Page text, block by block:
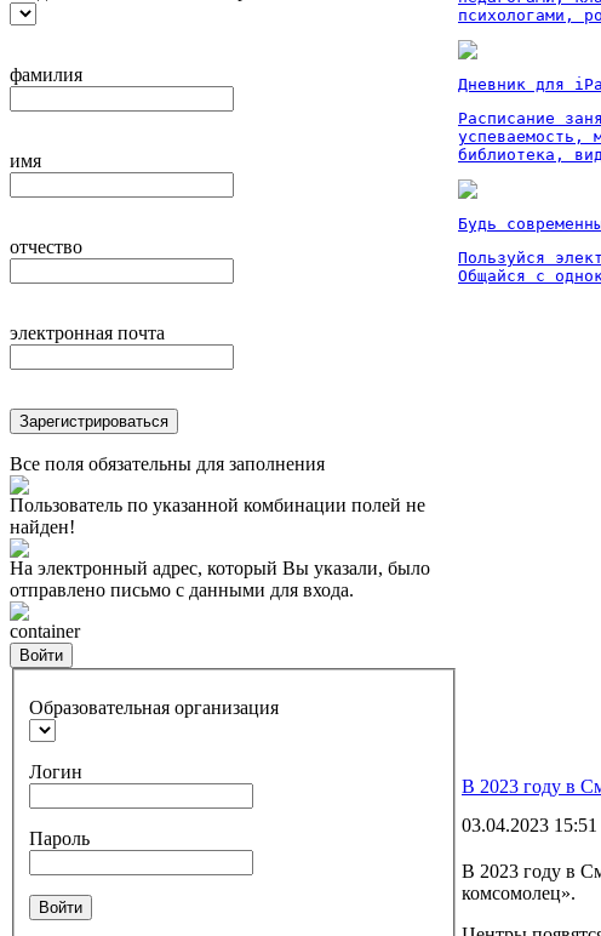
фамилия
имя
отчество
электронная почта
Зарегистрироваться
Все поля обязательны для заполнения
Пользователь по указанной комбинации полей не
найден!
На электронный адрес, который Вы указали, было
отправлено письмо с данными для входа.
container
Войти
Образовательная организация
Логин
Пароль
Войти
психологами,
Дневник для
Расписание
успеваемость,
библиотека,
Будь
Пользуйся
Общайся с
В 2023 году в
03.04.2023 15:51
В 2023 году в
комсомолец».